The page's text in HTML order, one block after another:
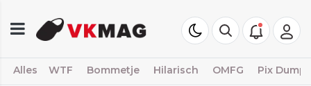
Alles WTF Bommetje Hilarisch OMFG Pix Dump